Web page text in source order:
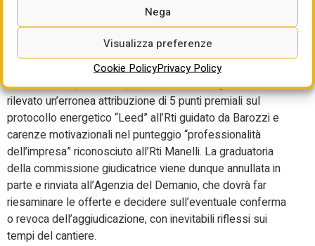
Nega
Visualizza preferenze
Cookie PolicyPrivacy Policy
A Bari il Tribunale amministrativo regionale per la Puglia ha
accolto in parte i ricorsi incrociati dei raggruppamenti
Manelli Impresa e Costruzioni Barozzi sulla maxi gara da
300 milioni per il Parco della Giustizia nelle ex caserme
“Milano” e “Capozzi” al quartiere Carrassi. I giudici hanno
rilevato un’erronea attribuzione di 5 punti premiali sul
protocollo energetico “Leed” all’Rti guidato da Barozzi e
carenze motivazionali nel punteggio “professionalità
dell’impresa” riconosciuto all’Rti Manelli. La graduatoria
della commissione giudicatrice viene dunque annullata in
parte e rinviata all’Agenzia del Demanio, che dovrà far
riesaminare le offerte e decidere sull’eventuale conferma
o revoca dell’aggiudicazione, con inevitabili riflessi sui
tempi del cantiere.